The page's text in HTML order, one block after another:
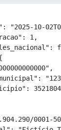
"2025-10-
1,
3521804
0001-